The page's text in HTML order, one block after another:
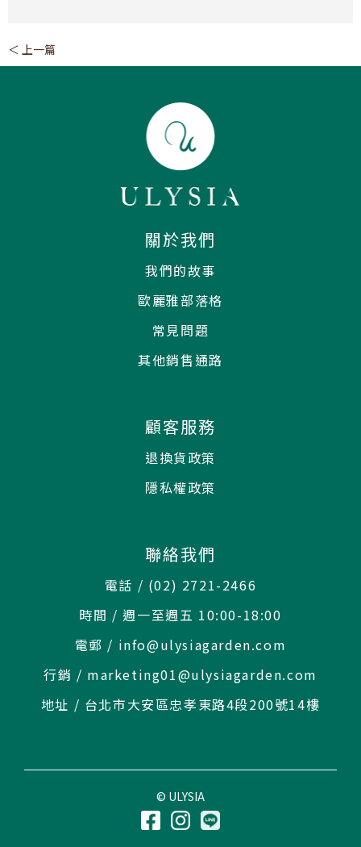
＜ 上一篇
關於我們
我們的故事
歐麗雅部落格
常見問題
其他銷售通路
顧客服務
退換貨政策
隱私權政策
聯絡我們
電話 / (02) 2721-2466
時間 / 週一至週五 10:00-18:00
電郵 / info@ulysiagarden.com
行銷 / marketing01@ulysiagarden.com
地址 / 台北市大安區忠孝東路4段200號14樓
© ULYSIA